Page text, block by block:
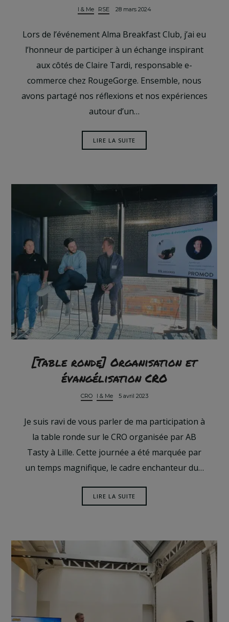
I & Me RSE 28 mars 2024
Lors de l’événement Alma Breakfast Club, j’ai eu
l’honneur de participer à un échange inspirant
aux côtés de Claire Tardi, responsable e-
commerce chez RougeGorge. Ensemble, nous
avons partagé nos réflexions et nos expériences
autour d’un…
LIRE LA SUITE
[Table ronde] Organisation et
évangélisation CRO
CRO I & Me 5 avril 2023
Je suis ravi de vous parler de ma participation à
la table ronde sur le CRO organisée par AB
Tasty à Lille. Cette journée a été marquée par
un temps magnifique, le cadre enchanteur du…
LIRE LA SUITE